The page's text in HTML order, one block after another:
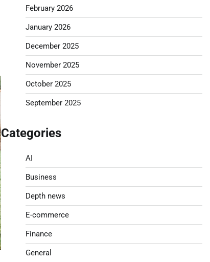
February 2026
January 2026
December 2025
November 2025
October 2025
September 2025
Categories
AI
Business
Depth news
E-commerce
Finance
General